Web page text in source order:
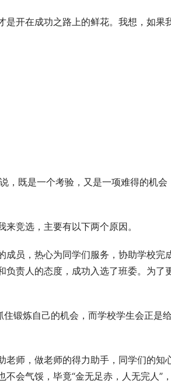
是开在成功之路上的鲜花。我想，如果
，既是一个考验，又是一项难得的机会
竞选，主要有以下两个原因。
成员，热心为同学们服务，协助学校完
负责人的态度，成功入选了班委。为了
锻炼自己的机会，而学校学生会正是
老师，做老师的得力助手，同学们的知
会气馁，毕竟“金无足赤，人无完人”